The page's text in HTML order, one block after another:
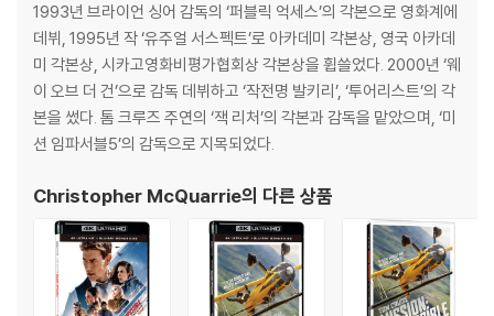
※ 디스크 재생 불량
1) 기기 문제로 인해 발생하는 재생 불량 현상에 대해서는 반품/교환이 불
가하니 최신 소프트웨어로 업데이트된 DVD/BD 전용 기기에서 재생하실
것을 권유해 드립니다.
2) 정전기와 먼지로 인해 재생이 원활하지 않은 경우가 있습니다. 디스크
를 마른 천으로 닦으시거나, DVD 클리너 등 전용 제품을 이용하면 대부분
해결됩니다.
3) 일부 PC 연결형 ODD의 경우 호환 상의 문제로 정상적인 디스크도 재
생이 불가능한 경우가 있습니다. 독립형 전용 플레이어 사용을 권장드리
며, ODD 사용으로 인한 재생 불량의 경우 교환 시에도 동일한 오류가 발
생할 수 있음을 알려드립니다.
1993년 브라이언 싱어 감독의 ‘퍼블릭 억세스’의 각본으로 영화계에
데뷔, 1995년 작 ‘유주얼 서스펙트’로 아카데미 각본상, 영국 아카데
미 각본상, 시카고영화비평가협회상 각본상을 휩쓸었다. 2000년 ‘웨
이 오브 더 건’으로 감독 데뷔하고 ‘작전명 발키리’, ‘투어리스트’의 각
본을 썼다. 톰 크루즈 주연의 ‘잭 리처’의 각본과 감독을 맡았으며, ‘미
션 임파서블5’의 감독으로 지목되었다.
Christopher McQuarrie의 다른 상품